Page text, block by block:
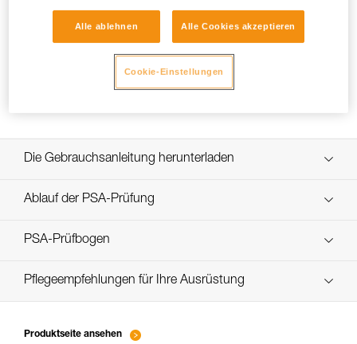
Die Gebrauchsanleitung herunterladen
Technical Notice
Ablauf der PSA-Prüfung
verif-EPI-harnais-SPORT-procedure-DE
PSA-Prüfbogen
verif-EPI-Harnais-SPORT-suivi-DE
Pflegeempfehlungen für Ihre Ausrüstung
Produktseite ansehen
Alle ablehnen Alle Cookies akzeptieren
Cookie-Einstellungen